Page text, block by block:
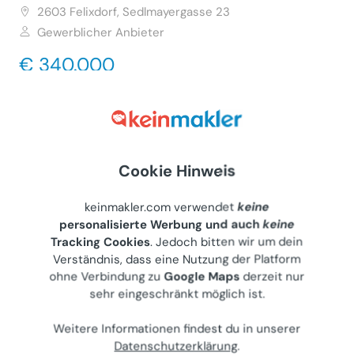
2603 Felixdorf, Sedlmayergasse 23
Gewerblicher Anbieter
€ 340.000
modernes niedrig-Energie Landhaus-
Neubau/ Vollrenov. -Traumpanorama,
RUHE, Pool, Gartenparadies, nur 25 min.
v. Wien& St. Pölten
Haus (Kauf)
Privater Anbieter
Cookie Hinweis
keinmakler.com verwendetkeine
personalisierte Werbung und auchkeine
Tracking Cookies. Jedoch bitten wir um dein
Verständnis, dass eine Nutzung der Platform
ohne Verbindung zuGoogle Maps derzeit nur
sehr eingeschränkt möglich ist.
Weitere Informationen findest du in unserer
Datenschutzerklärung.